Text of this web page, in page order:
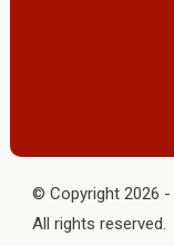
© Copyright 2026 -
All rights reserved.